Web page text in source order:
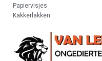
Papiervisjes
Kakkerlakken